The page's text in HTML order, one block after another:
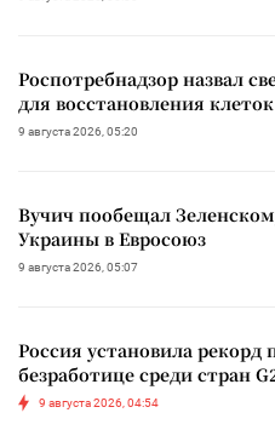
Роспотребнадзор назвал
для восстановления клеток
9 августа 2026, 05:20
Вучич пообещал
Украины в Евросоюз
9 августа 2026, 05:07
Россия установила
безработице среди стран
9 августа 2026, 04:54